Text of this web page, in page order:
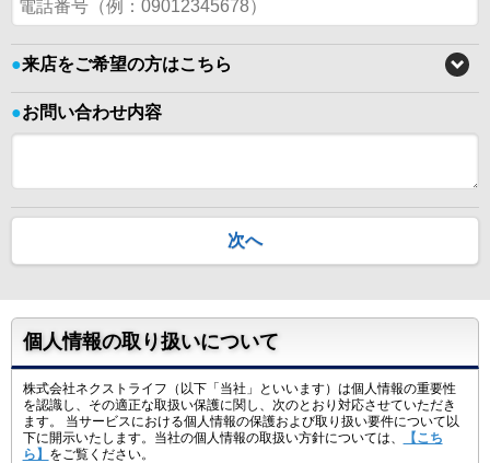
●来店をご希望の方はこちら
●お問い合わせ内容
次へ
個人情報の取り扱いについて
株式会社ネクストライフ（以下「当社」といいます）は個人情報の重要性
を認識し、その適正な取扱い保護に関し、次のとおり対応させていただき
ます。 当サービスにおける個人情報の保護および取り扱い要件について以
下に開示いたします。当社の個人情報の取扱い方針については、
【こち
ら】
をご覧ください。